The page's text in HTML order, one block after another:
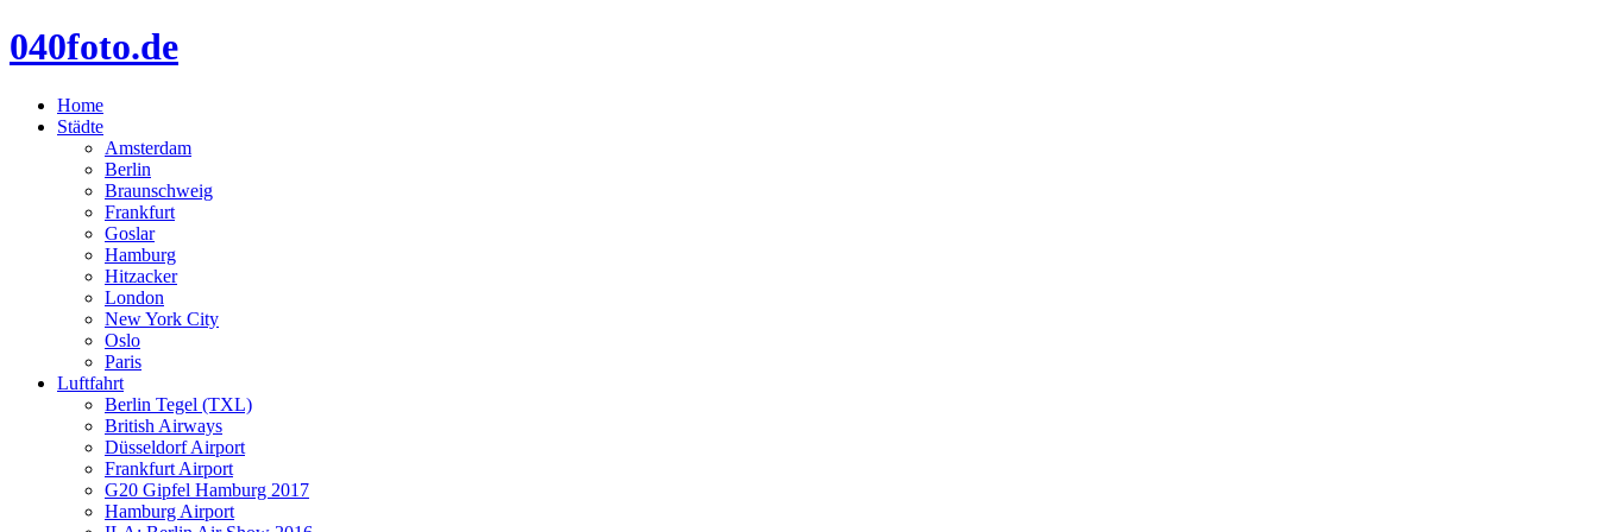
040foto.de
Home
Städte
Amsterdam
Berlin
Braunschweig
Frankfurt
Goslar
Hamburg
Hitzacker
London
New York City
Oslo
Paris
Luftfahrt
Berlin Tegel (TXL)
British Airways
Düsseldorf Airport
Frankfurt Airport
G20 Gipfel Hamburg 2017
Hamburg Airport